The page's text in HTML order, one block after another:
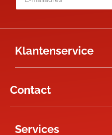
Klantenservice
Contact
Services